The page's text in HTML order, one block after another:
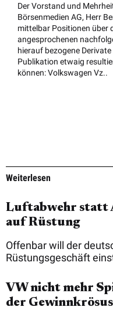
Der Vorstand und
Börsenmedien AG, Herr
mittelbar Positionen über
angesprochenen
hierauf bezogene
Publikation etwaig
können: Volkswagen Vz..
Weiterlesen
Luftabwehr statt
auf Rüstung
Offenbar will der
Rüstungsgeschäft
VW nicht mehr
der